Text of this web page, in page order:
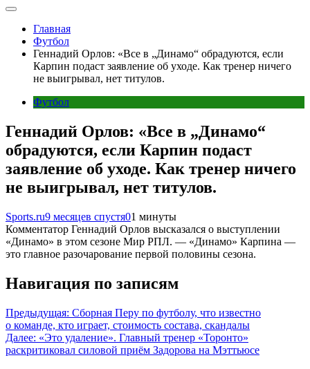
Главная
Футбол
Геннадий Орлов: «Все в „Динамо“ обрадуются, если
Карпин подаст заявление об уходе. Как тренер ничего
не выигрывал, нет титулов.
Футбол
Геннадий Орлов: «Все в „Динамо“
обрадуются, если Карпин подаст
заявление об уходе. Как тренер ничего
не выигрывал, нет титулов.
Sports.ru9 месяцев спустя01 минуты
Комментатор Геннадий Орлов высказался о выступлении
«Динамо» в этом сезоне Мир РПЛ. — «Динамо» Карпина —
это главное разочарование первой половины сезона.
Навигация по записям
Предыдущая: Сборная Перу по футболу, что известно
о команде, кто играет, стоимость состава, скандалы
Далее: «Это удаление». Главный тренер «Торонто»
раскритиковал силовой приём Задорова на Мэттьюсе